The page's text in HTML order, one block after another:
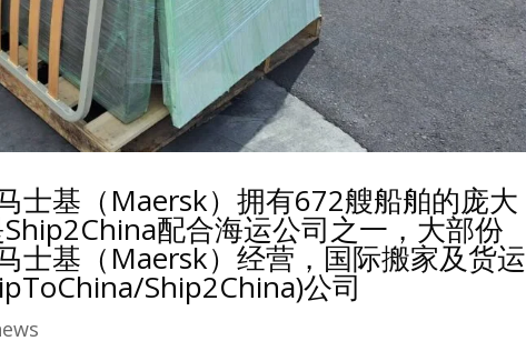
士基（Maersk）拥有672艘船舶的庞大
配合海运公司之一，大部份
士基（Maersk）经营，国际搬家及货运
Ship2China)公司